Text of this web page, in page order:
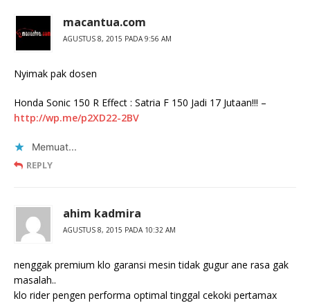
macantua.com
AGUSTUS 8, 2015 PADA 9:56 AM
Nyimak pak dosen
Honda Sonic 150 R Effect : Satria F 150 Jadi 17 Jutaan!!! –
http://wp.me/p2XD22-2BV
Memuat...
REPLY
ahim kadmira
AGUSTUS 8, 2015 PADA 10:32 AM
nenggak premium klo garansi mesin tidak gugur ane rasa gak
masalah..
klo rider pengen performa optimal tinggal cekoki pertamax